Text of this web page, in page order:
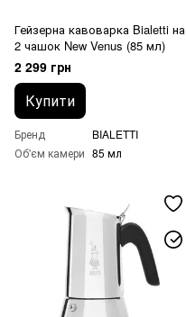
Гейзерна кавоварка Bialetti на
2 чашок New Venus (85 мл)
2 299 грн
Купити
Бренд
BIALETTI
Об'єм камери 85 мл